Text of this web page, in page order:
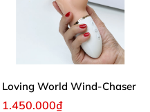
Loving World Wind-Chaser
1.450.000₫